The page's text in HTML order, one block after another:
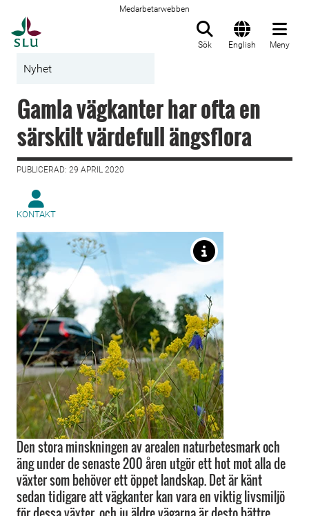
Medarbetarwebben
Sök English Meny
Nyhet
Gamla vägkanter har ofta en
särskilt värdefull ängsflora
PUBLICERAD: 29 APRIL 2020
KONTAKT
Den stora minskningen av arealen naturbetesmark och
äng under de senaste 200 åren utgör ett hot mot alla de
växter som behöver ett öppet landskap. Det är känt
sedan tidigare att vägkanter kan vara en viktig livsmiljö